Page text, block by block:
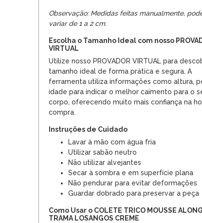
Observação: Medidas feitas manualmente,
variar de 1 a 2 cm.
Escolha o Tamanho Ideal com nosso
VIRTUAL
Utilize nosso PROVADOR VIRTUAL para
tamanho ideal de forma prática e segura. A
ferramenta utiliza informações como altura,
idade para indicar o melhor caimento para o
corpo, oferecendo muito mais confiança na
compra.
Instruções de Cuidado
Lavar à mão com água fria
Utilizar sabão neutro
Não utilizar alvejantes
Secar à sombra e em superfície plana
Não pendurar para evitar deformações
Guardar dobrado para preservar a peça
Como Usar o COLETE TRICO MOUSSE
TRAMA LOSANGOS CREME